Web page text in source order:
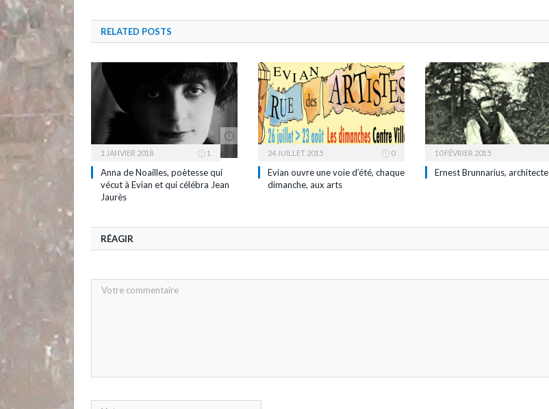
RELATED POSTS
1 JANVIER 2018 1
Anna de Noailles, poètesse qui
vécut à Evian et qui célébra Jean
Jaurès
24 JUILLET 2015 0
Evian ouvre une voie d’été, chaque
dimanche, aux arts
10 FÉVRIER 2015
Ernest Brunnarius, architecte
RÉAGIR